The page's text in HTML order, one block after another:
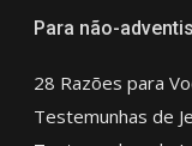
Para não-
28 Razões para
Testemunhas de